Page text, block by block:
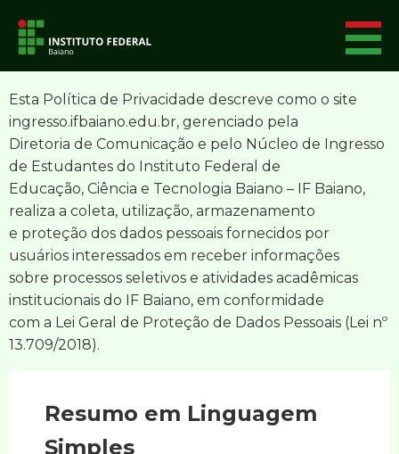
Política de Privacidade
Esta Política de Privacidade descreve como o site
ingresso.ifbaiano.edu.br, gerenciado pela
Diretoria de Comunicação e pelo Núcleo de Ingresso
de Estudantes do Instituto Federal de
Educação, Ciência e Tecnologia Baiano – IF Baiano,
realiza a coleta, utilização, armazenamento
e proteção dos dados pessoais fornecidos por
usuários interessados em receber informações
sobre processos seletivos e atividades acadêmicas
institucionais do IF Baiano, em conformidade
com a Lei Geral de Proteção de Dados Pessoais (Lei nº
13.709/2018).
Resumo em Linguagem
Simples